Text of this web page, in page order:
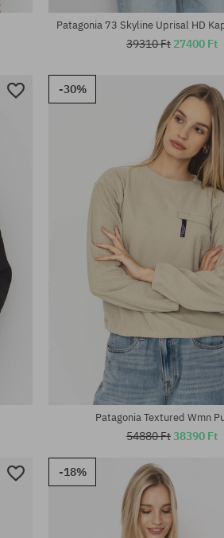
Elérhető méretek:
Patagonia 73 Skyline Uprisal HD
39310 Ft 27400 Ft
-30%
Patagonia Textured Wmn
54880 Ft38390 Ft
-18%